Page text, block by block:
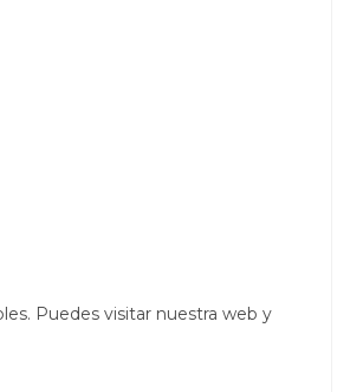
Puedes visitar nuestra web y